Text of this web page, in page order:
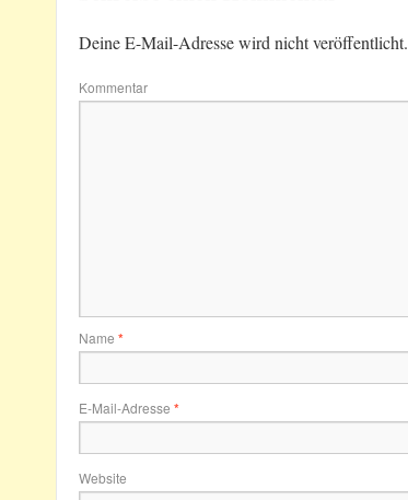
Deine E-Mail-Adresse wird nicht veröffentlicht.
Kommentar
Name *
E-Mail-Adresse *
Website